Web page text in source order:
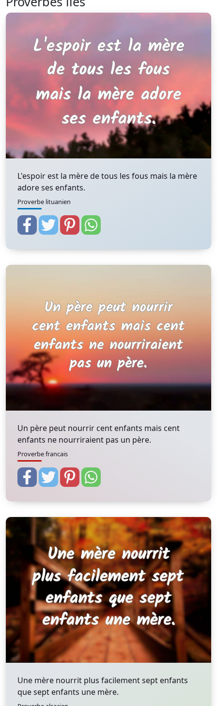
L'espoir est la mère de tous les fous mais la mère
adore ses enfants.
Proverbe lituanien
Un père peut nourrir cent enfants mais cent
enfants ne nourriraient pas un père.
Proverbe francais
Une mère nourrit plus facilement sept enfants
que sept enfants une mère.